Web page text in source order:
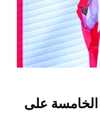
الخامسة على